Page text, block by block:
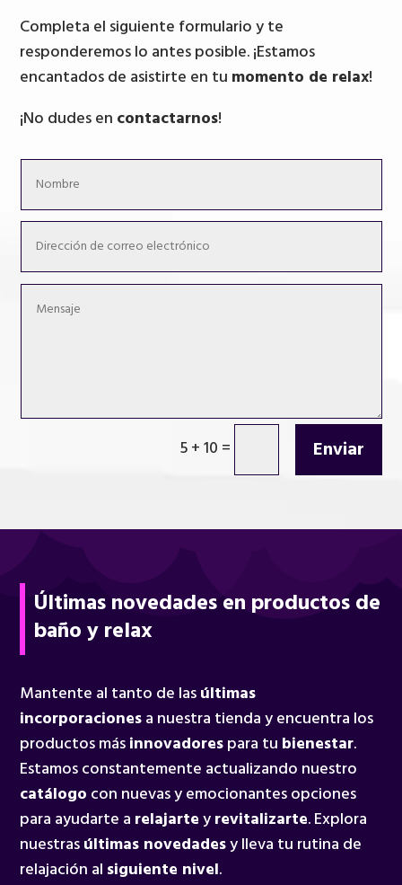
Completa el siguiente formulario y te
responderemos lo antes posible. ¡Estamos
encantados de asistirte en tu momento de relax!
¡No dudes en contactarnos!
5 + 10 = Enviar
Últimas novedades en productos de
baño y relax
Mantente al tanto de lasúltimas
incorporacionesa nuestra tienda y encuentra los
productos másinnovadorespara tu bienestar.
Estamos constantemente actualizando nuestro
catálogo con nuevas y emocionantes opciones
para ayudarte a relajarteyrevitalizarte. Explora
nuestrasúltimas novedadesy lleva tu rutina de
relajación al siguiente nivel.